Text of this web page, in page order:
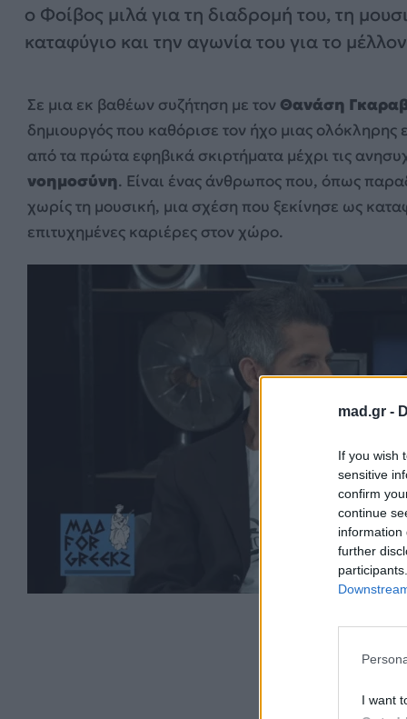
mad.gr -
If you wish
sensitive
confirm
continue
information
further
I want
ο Φοίβος μιλά για τη διαδρομή του, τη
καταφύγιο και την αγωνία του για το μέλλον
Σε μια εκ βαθέων συζήτηση με τον Θανάση
δημιουργός που καθόρισε τον ήχο μιας
από τα πρώτα εφηβικά σκιρτήματα μέχρι τις
νοημοσύνη. Είναι ένας άνθρωπος που, όπως
χωρίς τη μουσική, μια σχέση που ξεκίνησε ως
επιτυχημένες καριέρες στον χώρο.